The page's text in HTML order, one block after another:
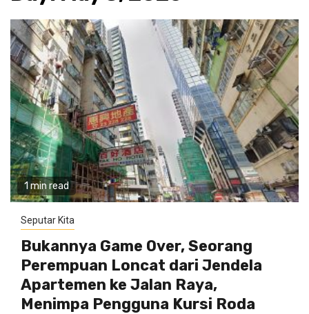
1 min read
Seputar Kita
Bukannya Game Over, Seorang
Perempuan Loncat dari Jendela
Apartemen ke Jalan Raya,
Menimpa Pengguna Kursi Roda